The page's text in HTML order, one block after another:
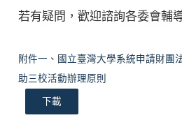
若有疑問，歡迎諮詢各委會輔
附件一、國立臺灣大學系統申請財團
助三校活動辦理原則
下載